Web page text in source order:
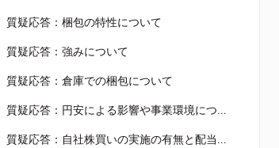
質疑応答：梱包の特性について
質疑応答：強みについて
質疑応答：倉庫での梱包について
質疑応答：円安による影響や事業環境について
質疑応答：自社株買いの実施の有無と配当性向について